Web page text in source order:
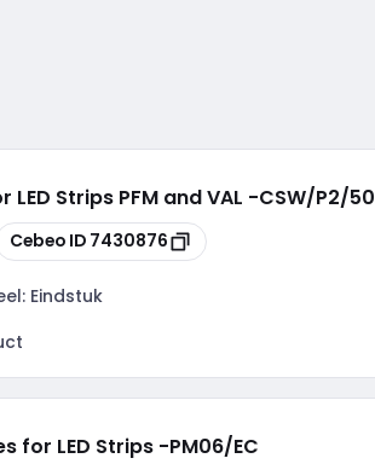
Strips PFM and VAL -CSW/P2/50
Cebeo ID 7430876
Eindstuk
for LED Strips -PM06/EC